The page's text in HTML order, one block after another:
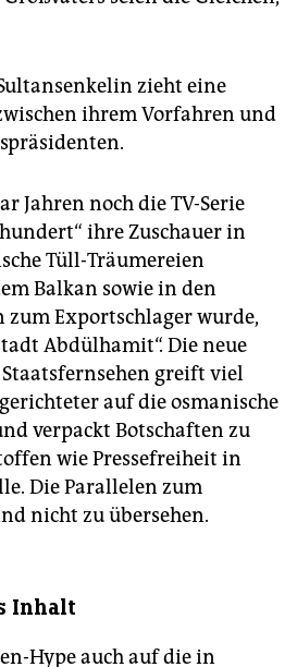
zieht eine
ihrem Vorfahren und
Jahren noch die TV-Serie
ihre Zuschauer in
Tüll-Träumereien
Balkan sowie in den
zum Exportschlager wurde,
Abdülhamit“. Die neue
greift viel
auf die osmanische
verpackt Botschaften zu
wie Pressefreiheit in
Die Parallelen zum
nicht zu übersehen.
Inhalt
Hype auch auf die in